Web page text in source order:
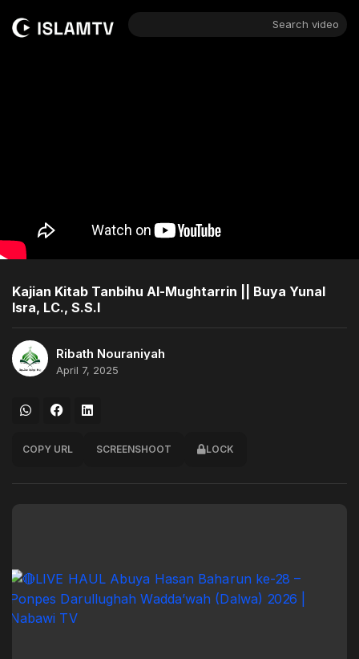
Search video
Kajian Kitab Tanbihu Al-Mughtarrin || Buya Yunal
Isra, LC., S.S.I
Ribath Nouraniyah
April 7, 2025
COPY URL SCREENSHOOT LOCK